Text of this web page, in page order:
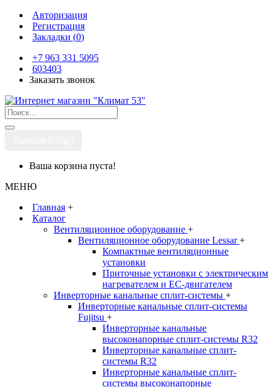
Авторизация
Регистрация
Закладки (0)
+7 963 331 5095
603403
Заказать звонок
Ваша корзина пуста!
МЕНЮ
Главная +
Каталог
Вентиляционное оборудование +
Вентиляционное оборудование Lessar+
Компактные вентиляционные
установки
Приточные установки с электрическим
нагревателем и EC-двигателем
Инверторные канальные сплит-системы +
Инверторные канальные сплит-системы
Fujitsu +
Инверторные канальные
высоконапорные сплит-системы R32
Инверторные канальные сплит-
системы R32
Инверторные канальные сплит-
системы высоконапорные